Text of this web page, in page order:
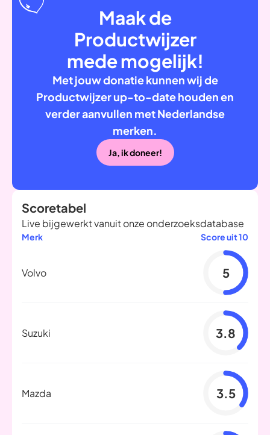
Maak de
Productwijzer
mede mogelijk!
Met jouw donatie kunnen wij de
Productwijzer up-to-date houden en
verder aanvullen met Nederlandse
merken.
Ja, ik doneer!
Scoretabel
Live bijgewerkt vanuit onze onderzoeksdatabase
Merk Score uit 10
Volvo 5
Suzuki 3.8
Mazda 3.5